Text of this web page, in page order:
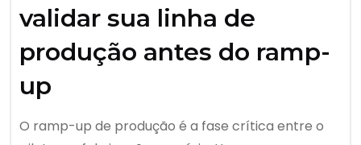
validar sua linha de
produção antes do ramp-
up
O ramp-up de produção é a fase crítica entre o